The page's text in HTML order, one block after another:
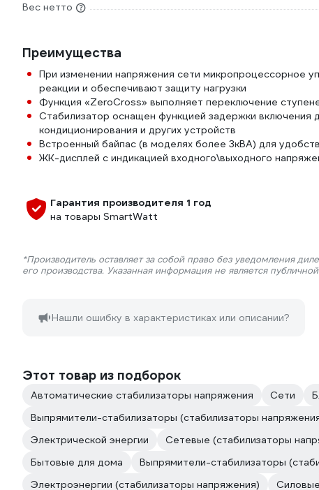
Вес нетто
Преимущества
При изменении напряжения сети микропроцессорное
реакции и обеспечивают защиту нагрузки
Функция «ZeroCross» выполняет переключение
Стабилизатор оснащен функцией задержки включения
кондиционирования и других устройств
Встроенный байпас (в моделях более 3кВА) для
ЖК-дисплей с индикацией входного\выходного
Гарантия производителя 1 год
на товары SmartWatt
*Производитель оставляет за собой право без уведомления
его производства. Указанная информация не является
Нашли ошибку в характеристиках или описании?
Этот товар из подборок
Автоматические стабилизаторы напряжения Сети
Выпрямители-стабилизаторы (стабилизаторы
Электрической энергии
Сетевые (стабилизаторы
Бытовые для дома
Выпрямители-стабилизаторы
Электроэнергии (стабилизаторы напряжения)
Силовые